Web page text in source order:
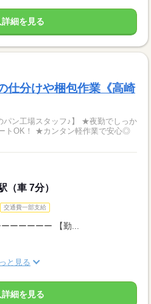
細を見る
仕分けや梱包作業《高崎
パン工場スタッフ♪】 ★夜勤でしっか
トOK！ ★カンタン軽作業で安心◎
（車 7分）
交通費一部支給
ーーーーー 【勤...
と見る
細を見る